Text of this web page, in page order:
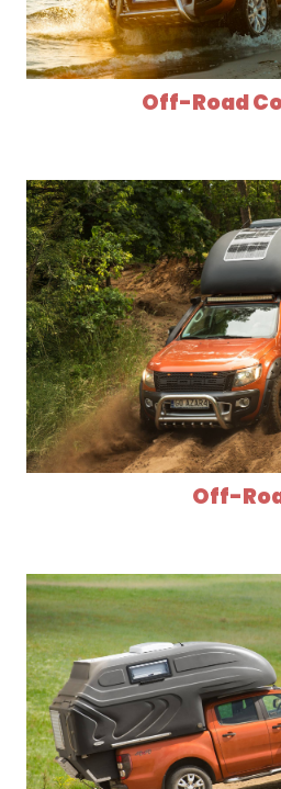
Off-Road
Off-